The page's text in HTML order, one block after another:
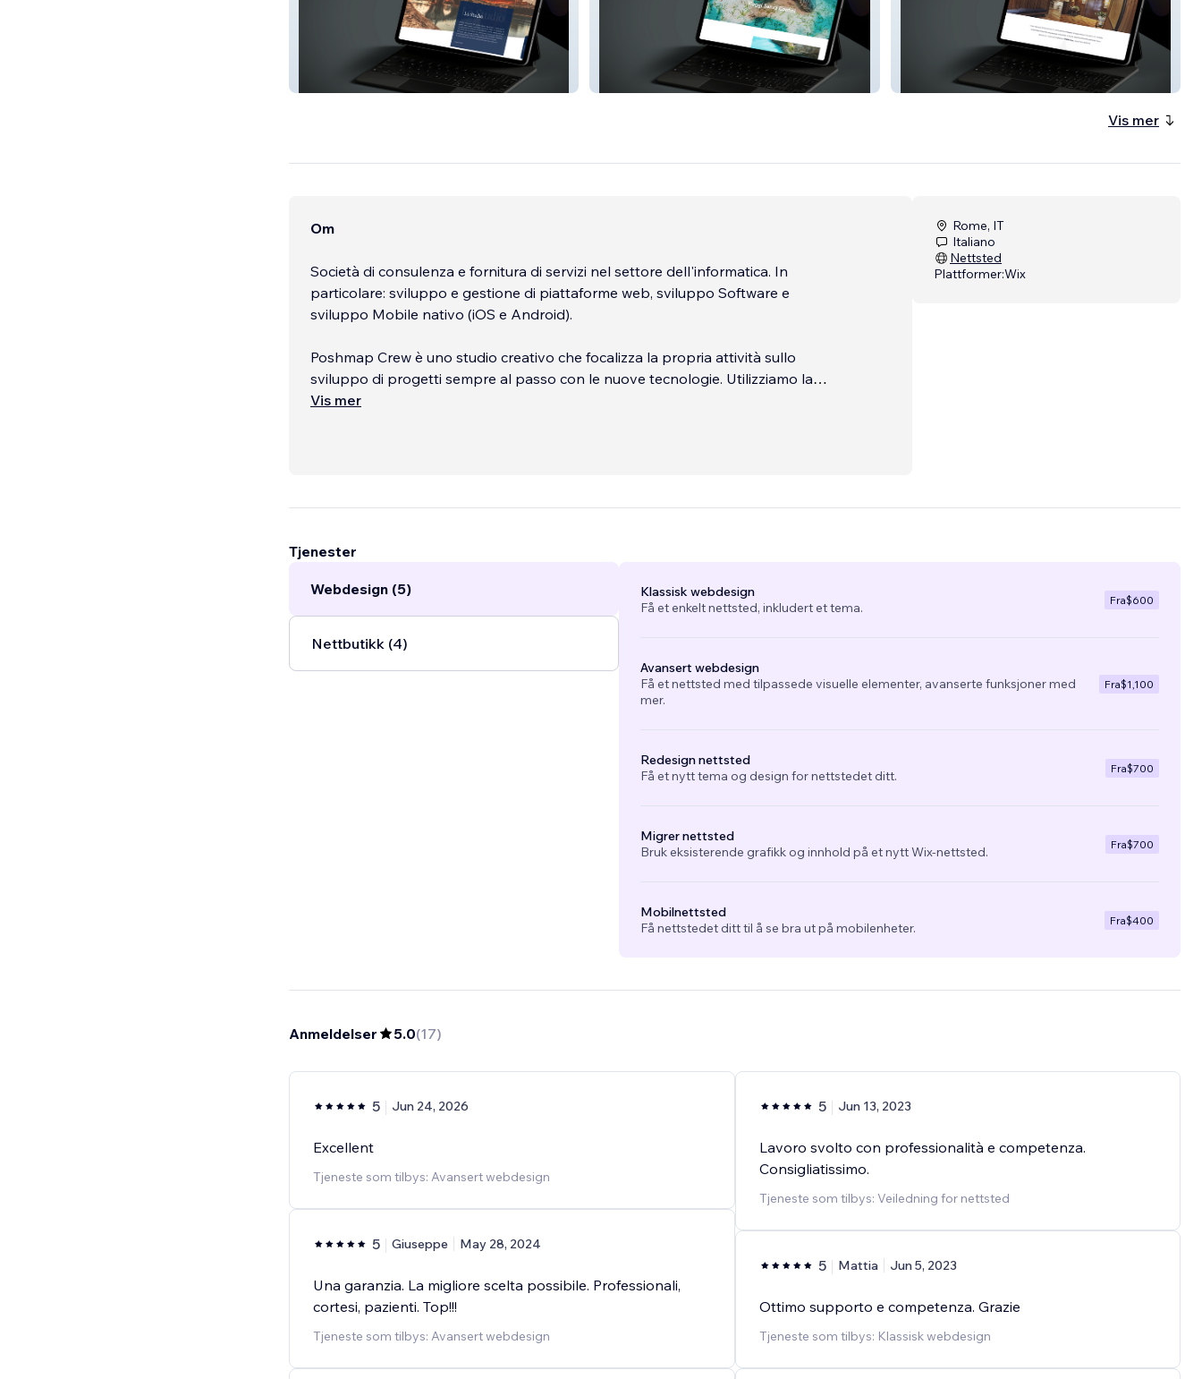
Studio Legale Bardanzellu G World Appartamenti Livata
Vis mer
Om
Società di consulenza e fornitura di servizi nel settore dell'informatica. In
particolare: sviluppo e gestione di piattaforme web, sviluppo Software e
sviluppo Mobile nativo (iOS e Android).
Poshmap Crew è uno studio creativo che focalizza la propria attività sullo
sviluppo di progetti sempre al passo con le nuove tecnologie. Utilizziamo la
metodologia MVC, separiamo la logica di presentazione dei dati dalla logica di
Ci avvaliamo di un sistema di sviluppo modulare che permette di lavorare su
ogni progetto ci permette di aiutare il cliente ad ottimizzare e rendere più
Vis mer
Rome, IT
Italiano
Nettsted
Plattformer:Wix
Tjenester
Webdesign (5)
Nettbutikk (4)
Klassisk webdesign
Få et enkelt nettsted, inkludert et tema.
Fra$600
Avansert webdesign
Få et nettsted med tilpassede visuelle elementer, avanserte funksjoner med
mer.
Fra$1,100
Redesign nettsted
Få et nytt tema og design for nettstedet ditt.
Fra$700
Migrer nettsted
Bruk eksisterende grafikk og innhold på et nytt Wix-nettsted.
Fra$700
Mobilnettsted
Få nettstedet ditt til å se bra ut på mobilenheter.
Fra$400
Anmeldelser 5.0(17)
5 Jun 24, 2026
Excellent
Tjeneste som tilbys: Avansert webdesign
5 Giuseppe May 28, 2024
Una garanzia. La migliore scelta possibile. Professionali,
cortesi, pazienti. Top!!!
Tjeneste som tilbys: Avansert webdesign
5 Jun 13, 2023
Lavoro svolto con professionalità e competenza.
Consigliatissimo.
Tjeneste som tilbys: Veiledning for nettsted
5 Mattia Jun 5, 2023
Ottimo supporto e competenza. Grazie
Tjeneste som tilbys: Klassisk webdesign